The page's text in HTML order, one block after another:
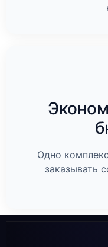
Одно
заказывать